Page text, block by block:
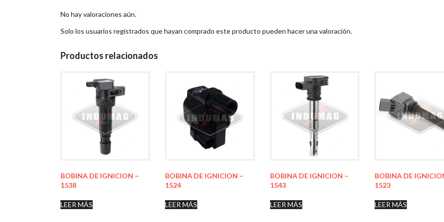
No hay valoraciones aún.
Solo los usuarios registrados que hayan comprado este producto pueden hacer una valoración.
Productos relacionados
BOBINA DE IGNICION –
1538
LEER MÁS
BOBINA DE IGNICION –
1524
LEER MÁS
BOBINA DE IGNICION –
1543
LEER MÁS
BOBINA DE
1523
LEER MÁS